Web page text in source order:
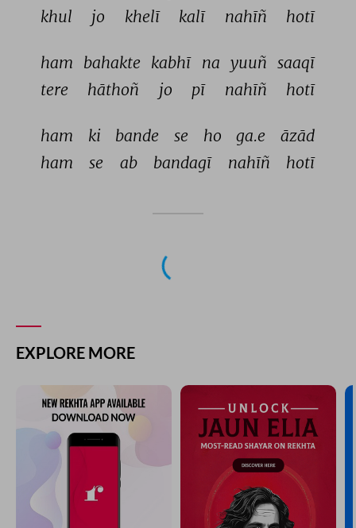
khul
jo khelī kalī nahīñ hotī
ham bahakte kabhī na yuuñ saaqī
tere
hāthoñ jo pī nahīñ hotī
ham ki bande se ho ga.e
āzād
ham
se ab bandagī nahīñ hotī
kabhi ab tujh pe dil ai sang-dil aane nahin denge
AMAR ABDABADI
YOU MAY ALSO LIKE
SUGGESTED READS BY REKHTA